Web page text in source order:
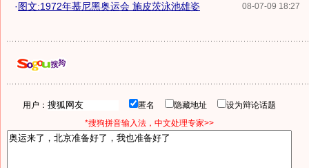
08-07-09 18:27
·图文:1972年慕尼黑奥运会 施皮茨泳池雄姿
用户： 匿名 隐藏地址
设为辩论话题
*搜狗拼音输入法，中文处理专家>>